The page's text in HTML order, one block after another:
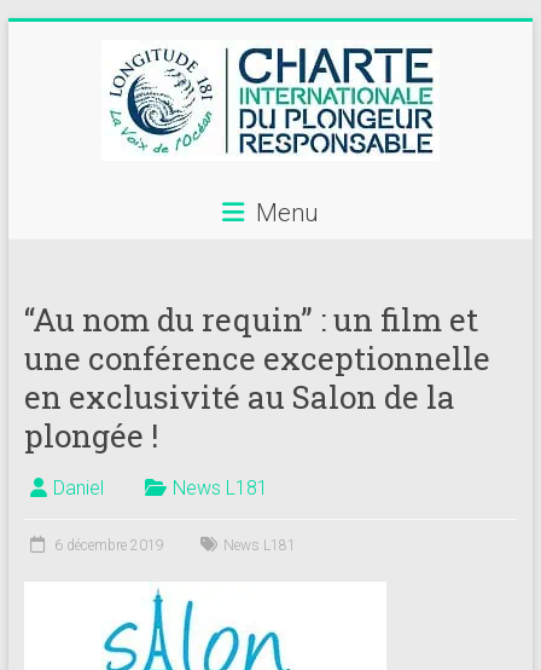
centres
de
plongée
adhérents
181
Menu
“Au nom du requin” : un film et
une conférence exceptionnelle
en exclusivité au Salon de la
plongée !
Daniel News L181
6 décembre 2019 News L181